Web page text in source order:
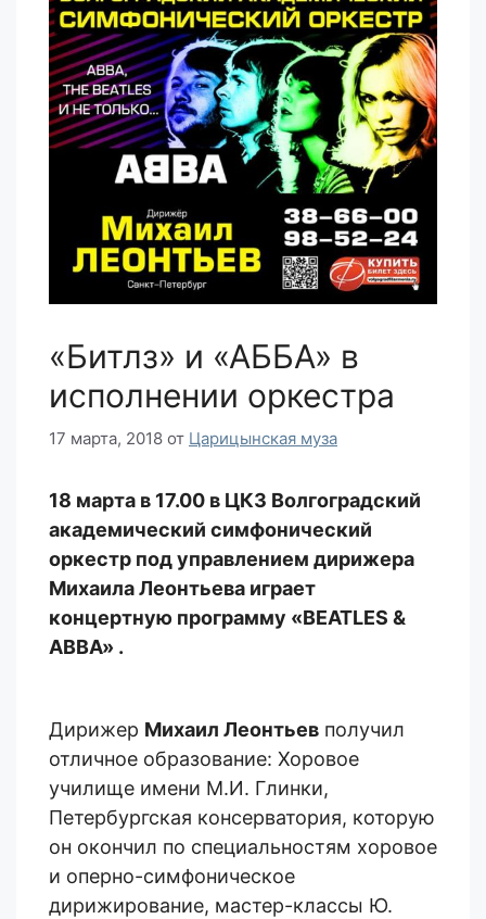
«Битлз» и «АББА» в
исполнении оркестра
17 марта, 2018 от Царицынская муза
18 марта в 17.00 в ЦКЗ Волгоградский
академический симфонический
оркестр под управлением дирижера
Михаила Леонтьева играет
концертную программу «BEATLES &
ABBA» .
Дирижер Михаил Леонтьев получил
отличное образование: Хоровое
училище имени М.И. Глинки,
Петербургская консерватория, которую
он окончил по специальностям хоровое
и оперно-симфоническое
дирижирование, мастер-классы Ю.